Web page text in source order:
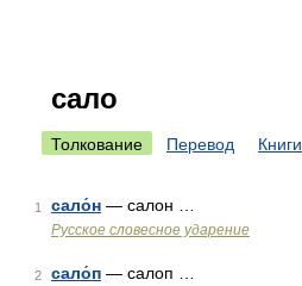
сало
Толкование Перевод Книги
1 сало́н — салон …
Русское словесное ударение
2 сало́п — салоп …